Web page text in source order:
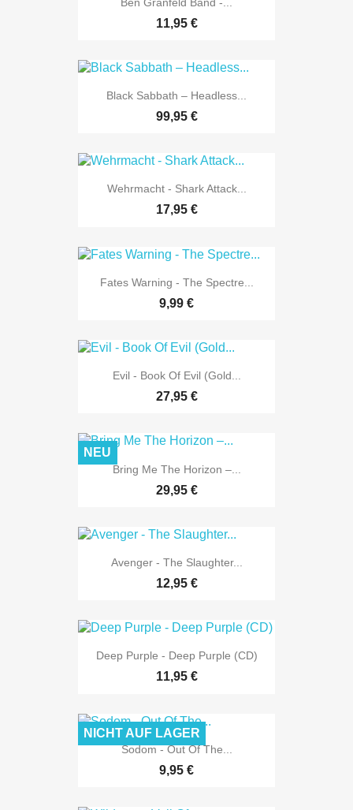
11,95 €
Black Sabbath – Headless...
99,95 €
Wehrmacht - Shark Attack...
17,95 €
Fates Warning - The Spectre...
9,99 €
Evil - Book Of Evil (Gold...
27,95 €
Bring Me The Horizon ‎–...
29,95 €
NEU
Avenger - The Slaughter...
12,95 €
Deep Purple - Deep Purple (CD)
11,95 €
Sodom - Out Of The...
9,95 €
NICHT AUF LAGER